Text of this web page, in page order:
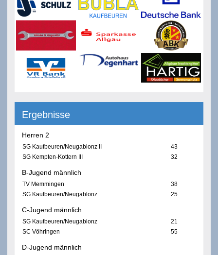
Ergebnisse
Herren 2
SG Kaufbeuren/Neugablonz II
43
SG Kempten-Kottern III
32
B-Jugend männlich
TV Memmingen
38
SG Kaufbeuren/Neugablonz
25
C-Jugend männlich
SG Kaufbeuren/Neugablonz
21
SC Vöhringen
55
D-Jugend männlich